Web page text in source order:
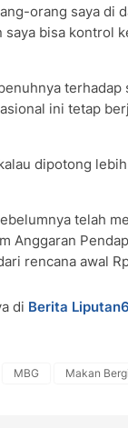
orang saya di
saya bisa kontrol
ini tetap
dipotong
telah
Anggaran
rencana awal
di Berita Liputan6
MBG Makan